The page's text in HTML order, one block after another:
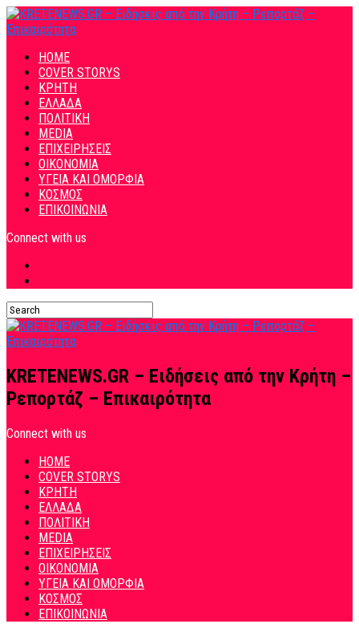
HOME
COVER STORYS
ΚΡΗΤΗ
ΕΛΛΑΔΑ
ΠΟΛΙΤΙΚΗ
MEDIA
ΕΠΙΧΕΙΡΗΣΕΙΣ
ΟΙΚΟΝΟΜΙΑ
ΥΓΕΙΑ ΚΑΙ ΟΜΟΡΦΙΑ
ΚΟΣΜΟΣ
ΕΠΙΚΟΙΝΩΝΙΑ
Connect with us
KRETENEWS.GR – Ειδήσεις από την Κρήτη –
Ρεπορτάζ – Επικαιρότητα
Connect with us
HOME
COVER STORYS
ΚΡΗΤΗ
ΕΛΛΑΔΑ
ΠΟΛΙΤΙΚΗ
MEDIA
ΕΠΙΧΕΙΡΗΣΕΙΣ
ΟΙΚΟΝΟΜΙΑ
ΥΓΕΙΑ ΚΑΙ ΟΜΟΡΦΙΑ
ΚΟΣΜΟΣ
ΕΠΙΚΟΙΝΩΝΙΑ